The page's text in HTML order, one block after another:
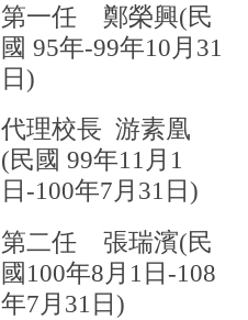
第一任 鄭榮興(民
國 95年-99年10月31
日)
代理校長 游素凰
(民國 99年11月1
日-100年7月31日)
第二任 張瑞濱(民
國100年8月1日-108
年7月31日)